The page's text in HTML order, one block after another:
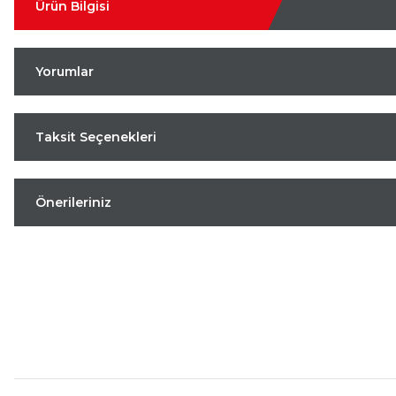
Ürün Bilgisi
Yorumlar
Taksit Seçenekleri
Önerileriniz